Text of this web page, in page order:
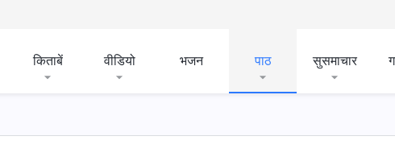
किताबें वीडियो भजन पाठ सुसमाचार